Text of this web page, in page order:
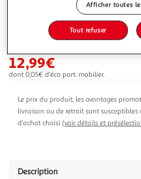
Multishop
16,99€
12,99€
dont 0,05€ d'éco part. mobilier.
Le prix du produit, les avantages
livraison ou de retrait sont
d'achat choisi (voir détails et
Description
Afficher toutes
Tout refuser